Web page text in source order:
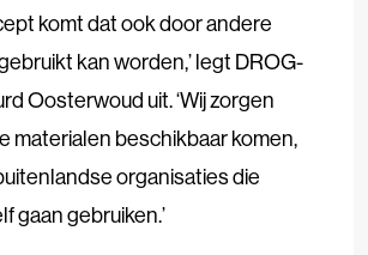
komt dat ook door andere
kan worden,’ legt DROG-
Oosterwoud uit. ‘Wij zorgen
materialen beschikbaar komen,
organisaties die
gaan gebruiken.’